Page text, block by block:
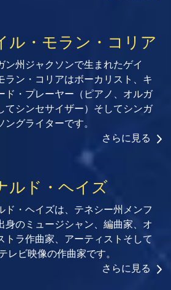
ル・モラン・コリア
ン州ジャクソンで生まれたゲイ
ラン・コリアはボーカリスト、キ
ド・プレーヤー（ピアノ、オルガ
てシンセサイザー）そしてシンガ
ングライターです。
さらに見る
ルド・ヘイズ
ド・ヘイズは、テネシー州メンフ
身のミュージシャン、編曲家、オ
トラ作曲家、アーティストそして
レビ映像の作曲家です。
さらに見る